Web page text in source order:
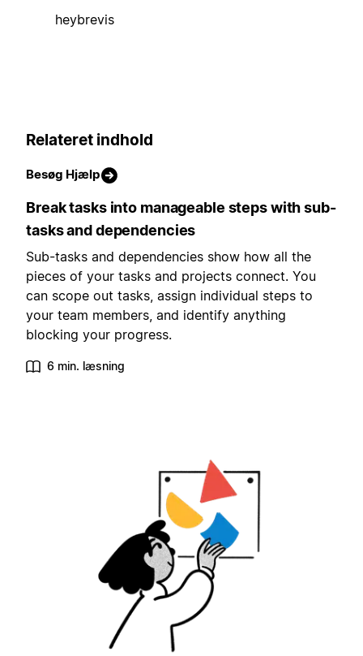
heybrevis
Relateret indhold
Besøg Hjælp
Break tasks into manageable steps with sub-
tasks and dependencies
Sub-tasks and dependencies show how all the
pieces of your tasks and projects connect. You
can scope out tasks, assign individual steps to
your team members, and identify anything
blocking your progress.
6 min. læsning